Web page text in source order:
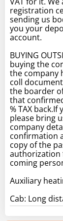
registration
sending us
you your
account.
BUYING
buying the
the company
coll
the boarder
that
% TAX
please bring
company
confirmation
copy of the
authorization
coming
Auxiliary
Cab: Long